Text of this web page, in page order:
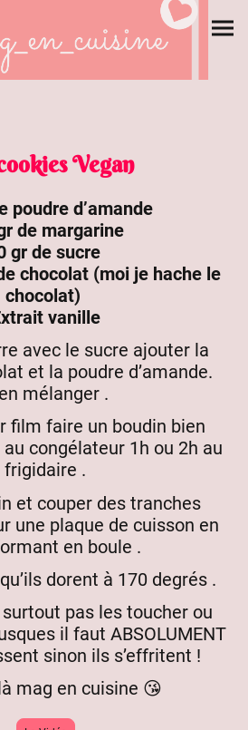
Vegan
poudre d’amande
de margarine
gr de sucre
chocolat (moi je hache le
chocolat)
vanille
avec le sucre ajouter la
et la poudre d’amande.
mélanger .
film faire un boudin bien
congélateur 1h ou 2h au
frigidaire .
et couper des tranches
une plaque de cuisson en
en boule .
dorent à 170 degrés .
pas les toucher ou
il faut ABSOLUMENT
sinon ils s’effritent !
mag en cuisine 😘